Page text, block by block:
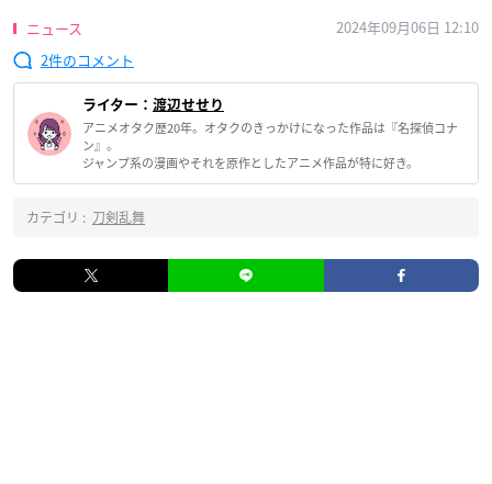
ニュース
2024年09月06日 12:10
2
ライター： 渡辺せせり
アニメオタク歴20年。オタクのきっかけになった作品は『名探偵コナ
ン』。
ジャンプ系の漫画やそれを原作としたアニメ作品が特に好き。
カテゴリ : 刀剣乱舞